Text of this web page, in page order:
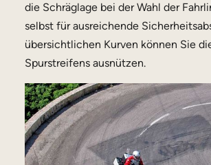
die Schräglage bei der Wahl der
selbst für ausreichende
übersichtlichen Kurven können Sie
Spurstreifens ausnützen.